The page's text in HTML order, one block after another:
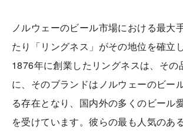
ノルウェーのビール市場における最大
たり「リングネス」がその地位を確立
1876年に創業したリングネスは、その
に、そのブランドはノルウェーのビー
る存在となり、国内外の多くのビール
を受けています。彼らの最も人気のあ